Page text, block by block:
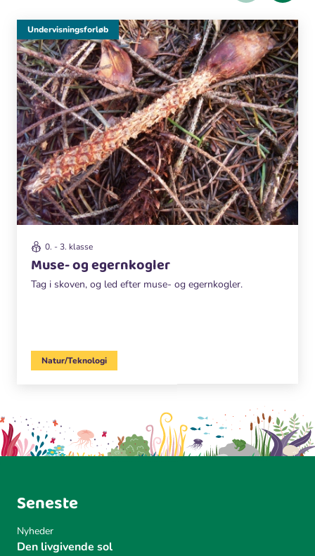
0. - 3. klasse
Muse- og egernkogler
Tag i skoven, og led efter muse- og egernkogler.
Undervisningsforløb
Natur/Teknologi
Seneste
Nyheder
Den livgivende sol